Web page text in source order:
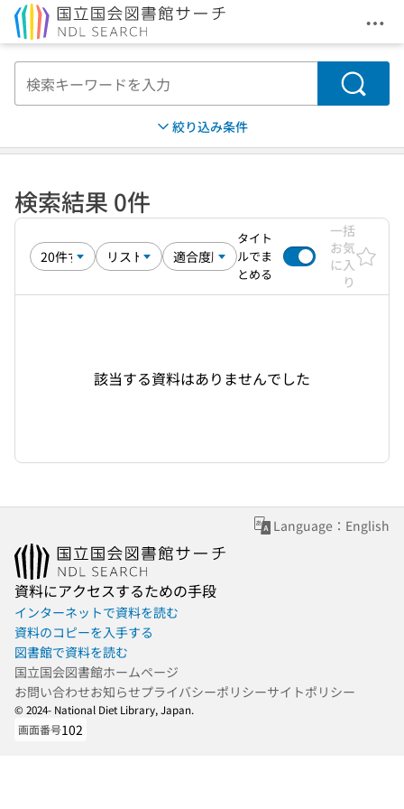
メ
検索
絞り込み条件
検索結果 0件
タイト
ルでま
とめる
一括
お気
に入
り
該当する資料はありませんでした
Language：English
資料にアクセスするための手段
インターネットで資料を読む
資料のコピーを入手する
図書館で資料を読む
国立国会図書館ホームページ
お問い合わせお知らせプライバシーポリシーサイトポリシー
© 2024- National Diet Library, Japan.
画面番号102